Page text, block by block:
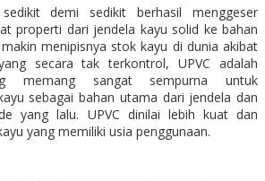
demi sedikit berhasil menggeser
properti dari jendela kayu solid ke bahan
makin menipisnya stok kayu di dunia akibat
secara tak terkontrol, UPVC adalah
memang sangat sempurna untuk
sebagai bahan utama dari jendela dan
yang lalu. UPVC dinilai lebih kuat dan
yang memiliki usia penggunaan.